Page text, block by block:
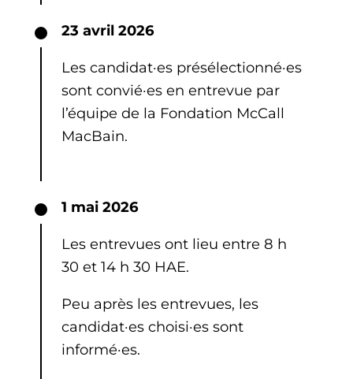
23 avril 2026
Les candidat·es présélectionné·es
sont convié·es en entrevue par
l’équipe de la Fondation McCall
MacBain.
1 mai 2026
Les entrevues ont lieu entre 8 h
30 et 14 h 30 HAE.
Peu après les entrevues, les
candidat·es choisi·es sont
informé·es.